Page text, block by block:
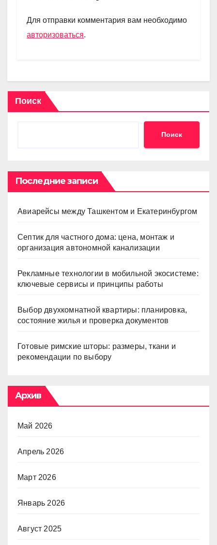
m p
p
a
и
Для отправки комментария вам необходимо
авторизоваться.
Поиск
Поиск
Последние записи
Авиарейсы между Ташкентом и Екатеринбургом
Септик для частного дома: цена, монтаж и
организация автономной канализации
Рекламные технологии в мобильной экосистеме:
ключевые сервисы и принципы работы
Выбор двухкомнатной квартиры: планировка,
состояние жилья и проверка документов
Готовые римские шторы: размеры, ткани и
рекомендации по выбору
Архив
Май 2026
Апрель 2026
Март 2026
Январь 2026
Август 2025